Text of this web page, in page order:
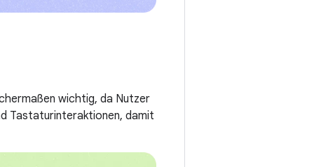
wichtig, da Nutzer
Tastaturinteraktionen, damit